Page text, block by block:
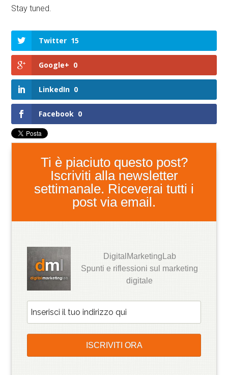
Stay tuned.
Twitter 15
Google+ 0
LinkedIn 0
Facebook 0
Ti è piaciuto questo post?
Iscriviti alla newsletter
settimanale. Riceverai tutti i
post via email.
DigitalMarketingLab
Spunti e riflessioni sul marketing
digitale